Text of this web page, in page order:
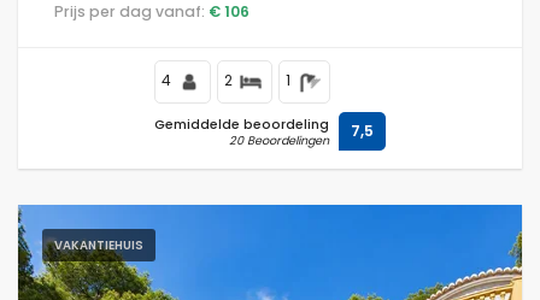
Prijs per dag vanaf: € 106
4 2 1
Gemiddelde beoordeling
20 Beoordelingen 7,5
VAKANTIEHUIS